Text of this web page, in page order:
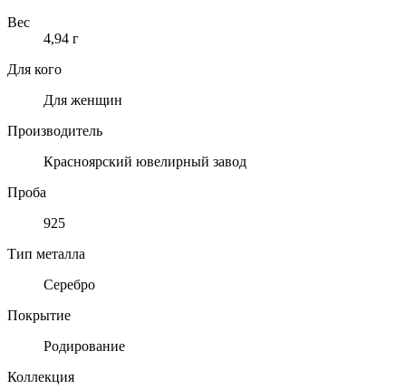
Вес
4,94 г
Для кого
Для женщин
Производитель
Красноярский ювелирный завод
Проба
925
Тип металла
Серебро
Покрытие
Родирование
Коллекция